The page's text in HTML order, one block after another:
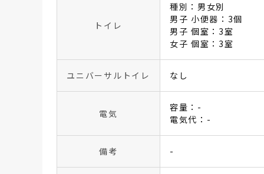
トイレ
種別：男女別
男子 小便器：3個
男子 個室：3室
女子 個室：3室
ユニバーサルトイレ なし
電気
容量：-
電気代：-
備考 -